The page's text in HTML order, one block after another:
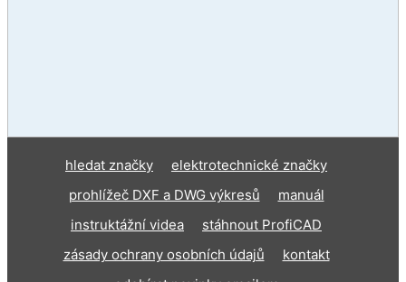
hledat značky
elektrotechnické značky
prohlížeč DXF a DWG výkresů
manuál
instruktážní videa
stáhnout ProfiCAD
zásady ochrany osobních údajů
kontakt